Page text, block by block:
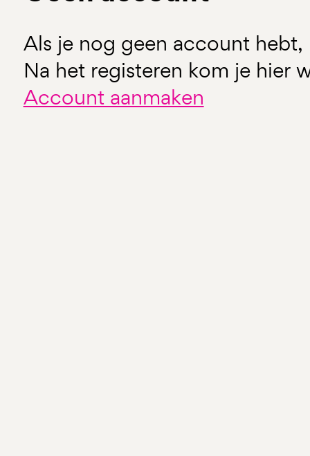
Als je nog geen account hebt,
Na het registeren kom je hier
Account aanmaken